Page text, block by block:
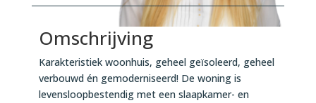
Omschrijving
Karakteristiek woonhuis, geheel geïsoleerd, geheel
verbouwd én gemoderniseerd! De woning is
levensloopbestendig met een slaapkamer- en